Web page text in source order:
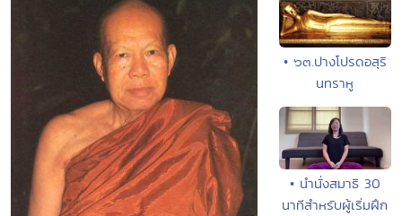
• ๖๓.ปางโปรดอสุริ
นทราหู
• นำนั่งสมาธิ 30
นาทีสำหรับผู้เริ่มฝึก